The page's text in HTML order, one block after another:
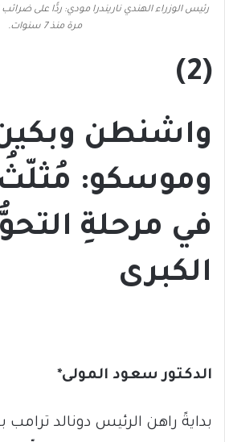
رئيس الوزراء الهندي ناريندرا مودي: ردًّا على
مرة منذ 7 سنوات.
(2)
واشنطن
وموسكو: مُثلّثُ
في مرحلةِ
الكبرى
الدكتور سعود المولى*
بدايةً راهن الرئيس دونالد